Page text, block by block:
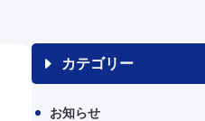
カテゴリー
お知らせ